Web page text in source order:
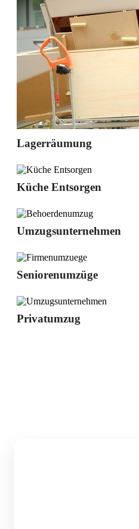
Lagerräumung
Küche Entsorgen
Umzugsunternehmen
Seniorenumzüge
Privatumzug